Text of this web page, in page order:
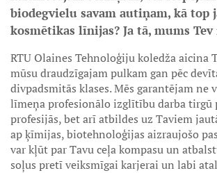
biodegvielu savam autiņam, kā top
kosmētikas līnijas? Ja tā, mums
RTU Olaines Tehnoloģiju koledža aicina
mūsu draudzīgajam pulkam gan pēc
divpadsmitās klases. Mēs garantējam ne
līmeņa profesionālo izglītību darba tirgū
profesijās, bet arī atbildes uz Taviem
ap ķīmijas, biotehnoloģijas aizraujošo
var kļūt par Tavu ceļa kompasu un
soļus pretī veiksmīgai karjerai un labi